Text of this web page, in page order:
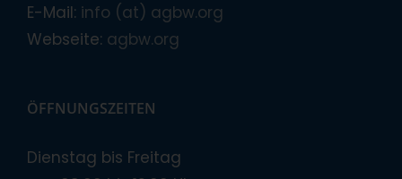
E-Mail: info (at) agbw.org
Webseite: agbw.org
ÖFFNUNGSZEITEN
Dienstag bis Freitag